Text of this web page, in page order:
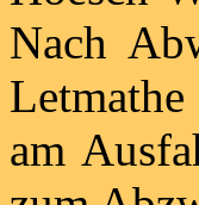
Nach
am